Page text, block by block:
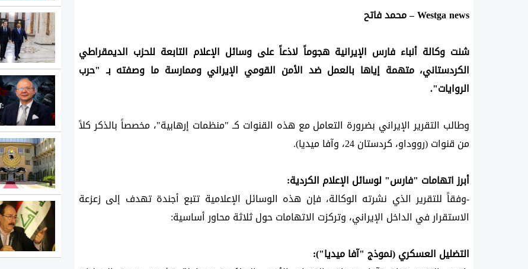
Westga news – محمد فاتح
الروايات".
من قنوات (رووداو، كردستان 24، وآفا ميديا).
أبرز اتهامات "فارس" لوسائل الإعلام الكردية:
الاستقرار في الداخل الإيراني، وتركزت الاتهامات حول ثلاثة محاور أساسية:
التضليل العسكري (نموذج "آفا ميديا"):